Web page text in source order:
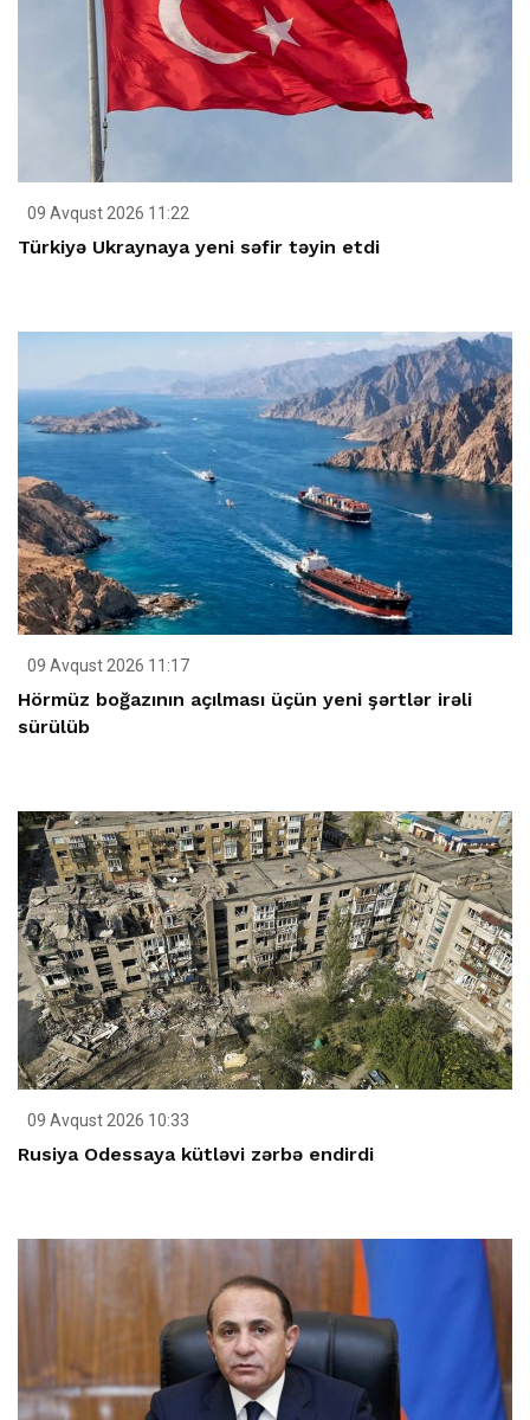
09 Avqust 2026 11:22
Türkiyə Ukraynaya yeni səfir təyin etdi
09 Avqust 2026 11:17
Hörmüz boğazının açılması üçün yeni şərtlər irəli
sürülüb
09 Avqust 2026 10:33
Rusiya Odessaya kütləvi zərbə endirdi